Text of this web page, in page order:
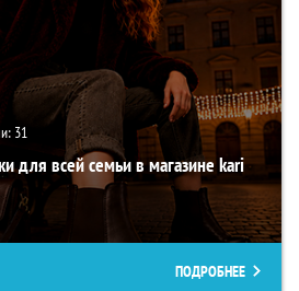
31
для всей семьи в магазине kari
ПОДРОБНЕЕ